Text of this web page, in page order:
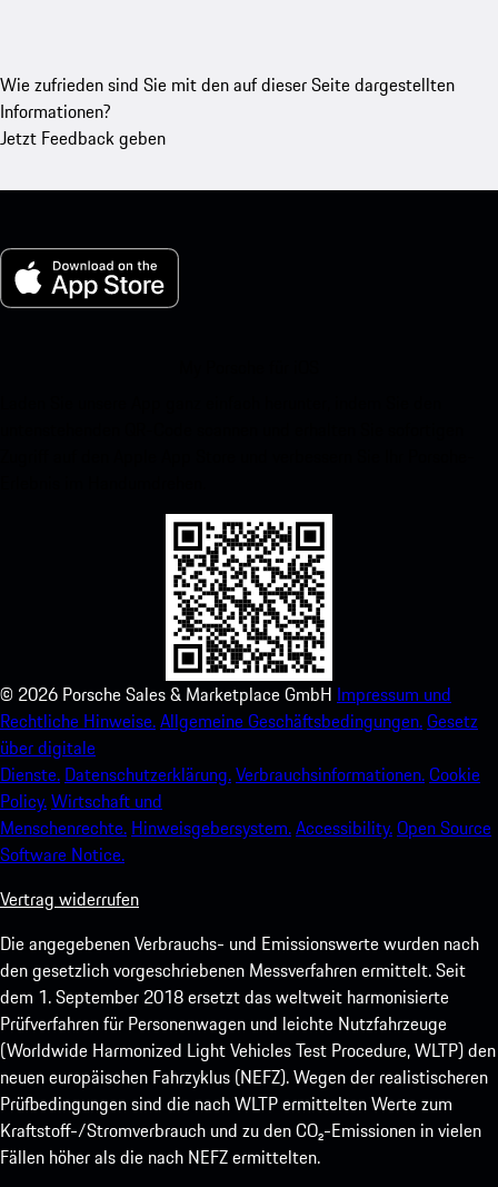
Wie zufrieden sind Sie mit den auf dieser Seite dargestellten
Informationen?
Jetzt Feedback geben
© 2026 Porsche Sales & Marketplace GmbH Impressum und
Rechtliche Hinweise.Allgemeine Geschäftsbedingungen.Gesetz
über digitale
Dienste. Datenschutzerklärung.Verbrauchsinformationen.Cookie
Policy.Wirtschaft und
Menschenrechte. Hinweisgebersystem.Accessibility.Open Source
Software Notice.
Vertrag widerrufen
Die angegebenen Verbrauchs- und Emissionswerte wurden nach
den gesetzlich vorgeschriebenen Messverfahren ermittelt. Seit
dem 1. September 2018 ersetzt das weltweit harmonisierte
Prüfverfahren für Personenwagen und leichte Nutzfahrzeuge
(Worldwide Harmonized Light Vehicles Test Procedure, WLTP) den
neuen europäischen Fahrzyklus (NEFZ). Wegen der realistischeren
Prüfbedingungen sind die nach WLTP ermittelten Werte zum
Kraftstoff-/Stromverbrauch und zu den CO₂-Emissionen in vielen
Fällen höher als die nach NEFZ ermittelten.